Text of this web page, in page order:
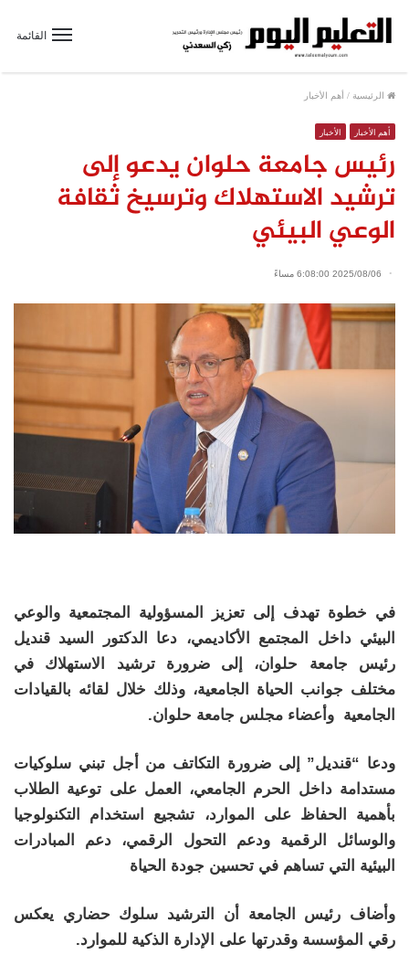
القائمة
الرئيسية / أهم الأخبار
أهم الأخبار الأخبار
رئيس جامعة حلوان يدعو إلى
ترشيد الاستهلاك وترسيخ ثقافة
الوعي البيئي
2025/08/06 6:08:00 مساءً
في خطوة تهدف إلى تعزيز المسؤولية المجتمعية والوعي
البيئي داخل المجتمع الأكاديمي، دعا الدكتور السيد قنديل
رئيس جامعة حلوان، إلى ضرورة ترشيد الاستهلاك في
مختلف جوانب الحياة الجامعية، وذلك خلال لقائه بالقيادات
الجامعية وأعضاء مجلس جامعة حلوان.
ودعا “قنديل” إلى ضرورة التكاتف من أجل تبني سلوكيات
مستدامة داخل الحرم الجامعي، العمل على توعية الطلاب
بأهمية الحفاظ على الموارد، تشجيع استخدام التكنولوجيا
والوسائل الرقمية ودعم التحول الرقمي، دعم المبادرات
البيئية التي تساهم في تحسين جودة الحياة
وأضاف رئيس الجامعة أن الترشيد سلوك حضاري يعكس
رقي المؤسسة وقدرتها على الإدارة الذكية للموارد.